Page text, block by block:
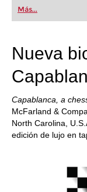
first steps into the
playing at a
train more
Más...
Nueva
Capablanca, a
McFarland &
North Carolina,
edición de lujo en